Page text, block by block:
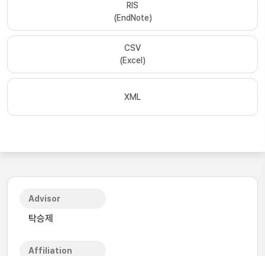
RIS
(EndNote)
CSV
(Excel)
XML
Advisor
탁승제
Affiliation